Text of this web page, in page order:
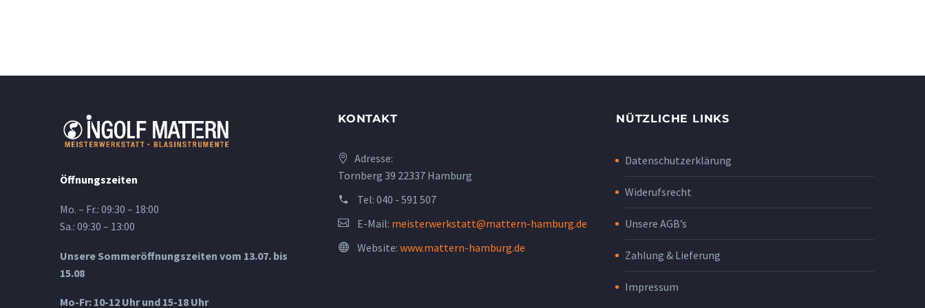
Öffnungszeiten
Mo. – Fr.: 09:30 – 18:00
Sa.: 09:30 – 13:00
Unsere Sommeröffnungszeiten vom 13.07. bis
15.08
Mo-Fr: 10-12 Uhr und 15-18 Uhr
KONTAKT
Adresse:
Tornberg 39 22337 Hamburg
Tel: 040 - 591 507
E-Mail: meisterwerkstatt@mattern-hamburg.de
Website: www.mattern-hamburg.de
NÜTZLICHE LINKS
Datenschutzerklärung
Widerufsrecht
Unsere AGB’s
Zahlung & Lieferung
Impressum